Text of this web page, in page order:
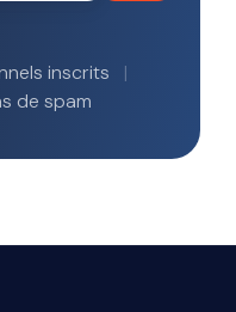
inscrits
de spam